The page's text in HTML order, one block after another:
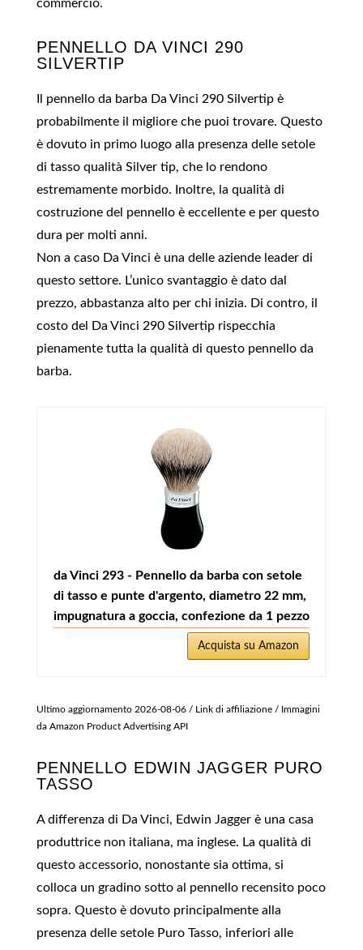
commercio.
PENNELLO DA VINCI 290
SILVERTIP
Il pennello da barba Da Vinci 290 Silvertip è
probabilmente il migliore che puoi trovare. Questo
è dovuto in primo luogo alla presenza delle setole
di tasso qualità Silver tip, che lo rendono
estremamente morbido. Inoltre, la qualità di
costruzione del pennello è eccellente e per questo
dura per molti anni.
Non a caso Da Vinci è una delle aziende leader di
questo settore. L’unico svantaggio è dato dal
prezzo, abbastanza alto per chi inizia. Di contro, il
costo del Da Vinci 290 Silvertip rispecchia
pienamente tutta la qualità di questo pennello da
barba.
da Vinci 293 - Pennello da barba con setole
di tasso e punte d'argento, diametro 22 mm,
impugnatura a goccia, confezione da 1 pezzo
Acquista su Amazon
Ultimo aggiornamento 2026-08-06 / Link di affiliazione / Immagini
da Amazon Product Advertising API
PENNELLO EDWIN JAGGER PURO
TASSO
A differenza di Da Vinci, Edwin Jagger è una casa
produttrice non italiana, ma inglese. La qualità di
questo accessorio, nonostante sia ottima, si
colloca un gradino sotto al pennello recensito poco
sopra. Questo è dovuto principalmente alla
presenza delle setole Puro Tasso, inferiori alle